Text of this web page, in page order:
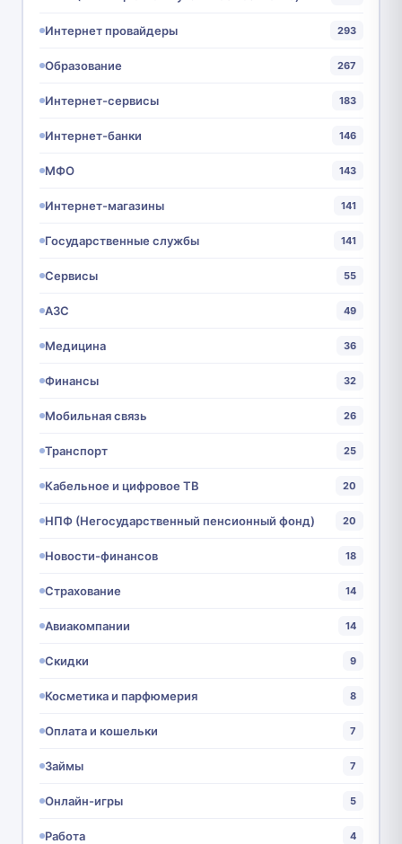
Интернет провайдеры 293
Образование 267
Интернет-сервисы 183
Интернет-банки 146
МФО 143
Интернет-магазины 141
Государственные службы 141
Сервисы 55
АЗС 49
Медицина 36
Финансы 32
Мобильная связь 26
Транспорт 25
Кабельное и цифровое ТВ 20
НПФ (Негосударственный пенсионный фонд) 20
Новости-финансов 18
Страхование 14
Авиакомпании 14
Скидки 9
Косметика и парфюмерия 8
Оплата и кошельки 7
Займы 7
Онлайн-игры 5
Работа 4